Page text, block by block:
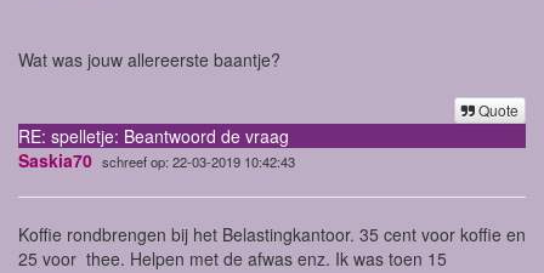
Wat was jouw allereerste baantje?
Quote
RE: spelletje: Beantwoord de vraag
Saskia70 schreef op: 22-03-2019 10:42:43
Koffie rondbrengen bij het Belastingkantoor. 35 cent voor koffie en
25 voor thee. Helpen met de afwas enz. Ik was toen 15